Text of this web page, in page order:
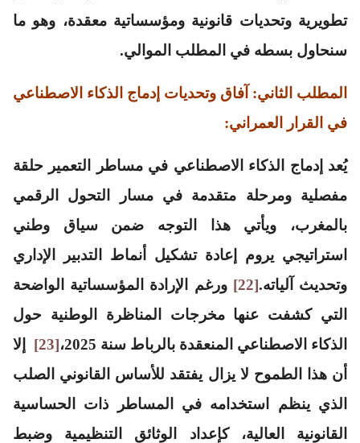
تطويرية وتحديات قانونية ومؤسساتية معقدة، وهو ما
سنحاول بسطه في المطلب الموالي.
المطلب الثاني: آفاق وتحديات إدماج الذكاء الاصطناعي
في القرار العمراني:
يُعد إدماج الذكاء الاصطناعي في مساطر التعمير حلقة
مفصلية ومرحلة متقدمة في مسار التحول الرقمي
بالمغرب، ويأتي هذا التوجه ضمن سياق وطني
استراتيجي يروم إعادة تشكيل أنماط التدبير الإداري
وتحديث آلياته.[22]
ورغم الإرادة المؤسساتية الواضحة
التي كشفت عنها مخرجات المناظرة الوطنية حول
الذكاء الاصطناعي المنعقدة بالرباط سنة 2025،
[23]
إلا
أن هذا الطموح لا يزال يفتقد للأساس القانوني الصلب
الذي ينظم استخدامه في المساطر ذات الحساسية
القانونية العالية، كإعداد الوثائق التنظيمية وضبط